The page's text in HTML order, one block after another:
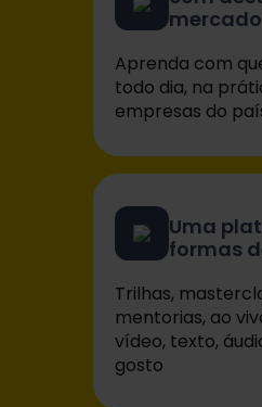
mercado
Aprenda com
todo dia, na
empresas do
Uma
formas
Trilhas,
mentorias, ao
vídeo, texto,
gosto